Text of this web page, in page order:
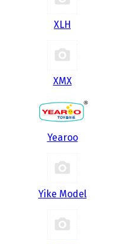
XLH
XMX
Yearoo
Yike Model